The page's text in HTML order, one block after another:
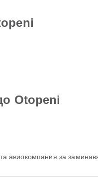
Otopeni
авиокомпания за